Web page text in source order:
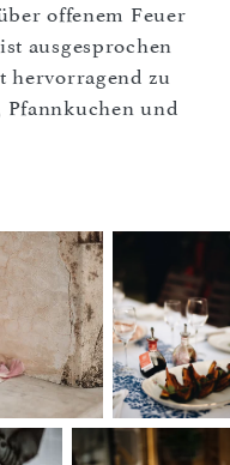
offenem Feuer
ausgesprochen
hervorragend zu
Pfannkuchen und